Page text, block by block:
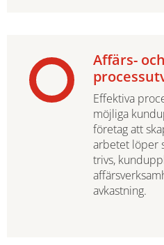
Affärs- och
Effektiva
möjliga
företag att
arbetet löper
trivs,
avkastning.